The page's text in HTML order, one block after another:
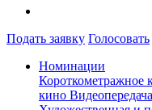
Подать заявку Голосовать
Номинации
Короткометражное
кино